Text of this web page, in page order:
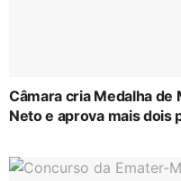
Câmara cria Medalha
Neto e aprova mais dois